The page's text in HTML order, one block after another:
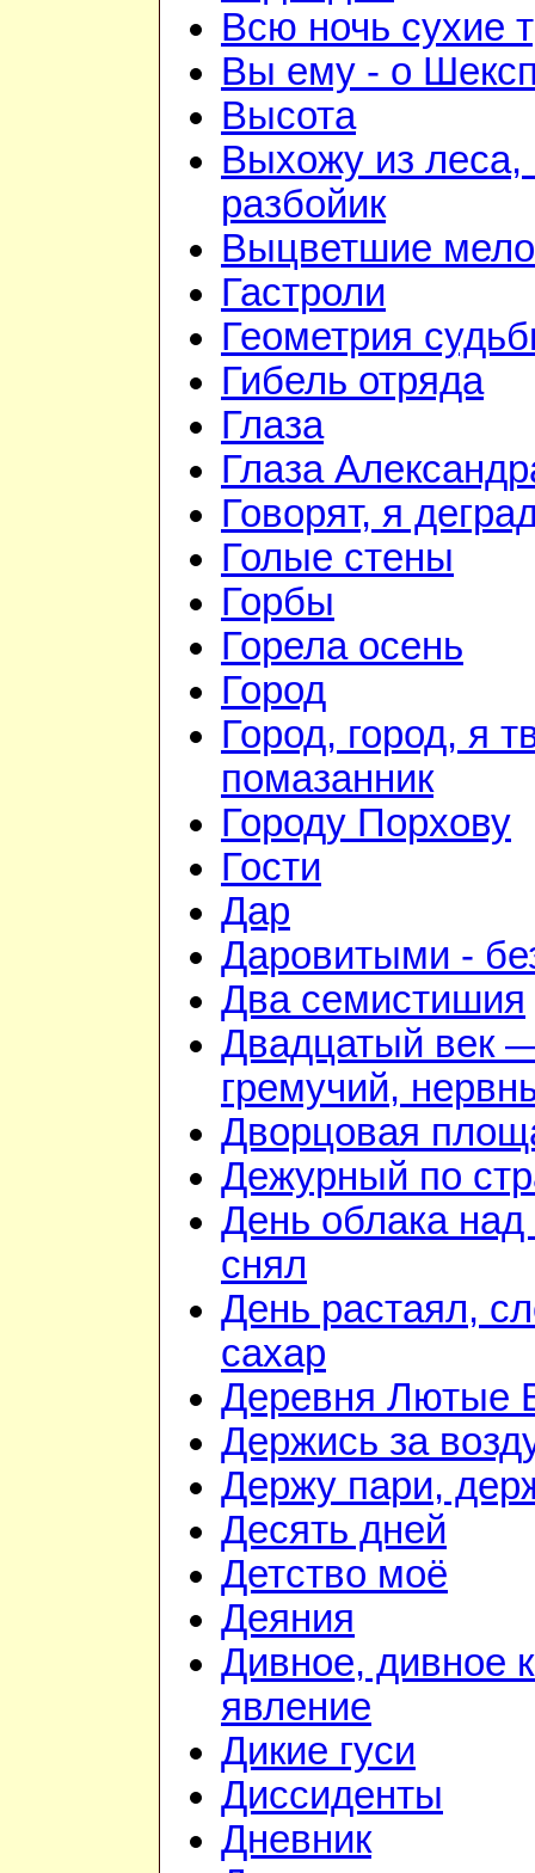
Всю ночь сухие
Вы ему - о
Высота
Выхожу из леса,
разбойик
Выцветшие
Гастроли
Геометрия
Гибель отряда
Глаза
Глаза
Говорят, я
Голые стены
Горбы
Горела осень
Город
Город, город, я
помазанник
Городу Порхову
Гости
Дар
Даровитыми -
Два семистишия
Двадцатый век
гремучий,
Дворцовая
Дежурный по
День облака
снял
День растаял,
сахар
Деревня Лютые
Держись за
Держу пари,
Десять дней
Детство моё
Деяния
Дивное, дивное
явление
Дикие гуси
Диссиденты
Дневник